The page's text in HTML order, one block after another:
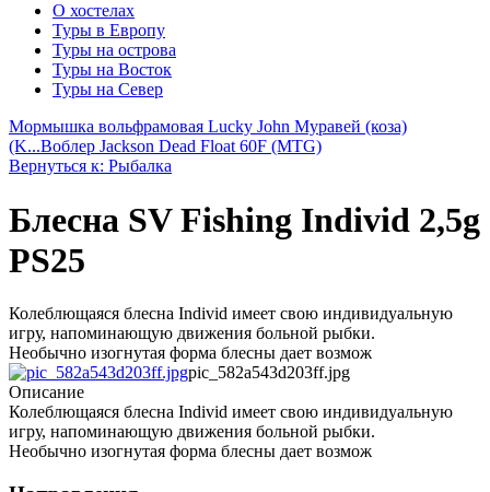
О хостелах
Туры в Европу
Туры на острова
Туры на Восток
Туры на Север
Мормышка вольфрамовая Lucky John Муравей (коза)
(K...Воблер Jackson Dead Float 60F (MTG)
Вернуться к: Рыбалка
Блесна SV Fishing Individ 2,5g
PS25
Колеблющаяся блесна Individ имеет свою индивидуальную
игру, напоминающую движения больной рыбки.
Необычно изогнутая форма блесны дает возмож
pic_582a543d203ff.jpg
Описание
Колеблющаяся блесна Individ имеет свою индивидуальную
игру, напоминающую движения больной рыбки.
Необычно изогнутая форма блесны дает возмож